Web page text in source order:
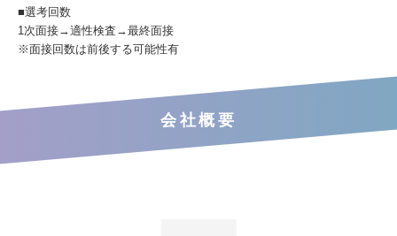
■選考回数
1次面接→適性検査→最終面接
※面接回数は前後する可能性有
会社概要